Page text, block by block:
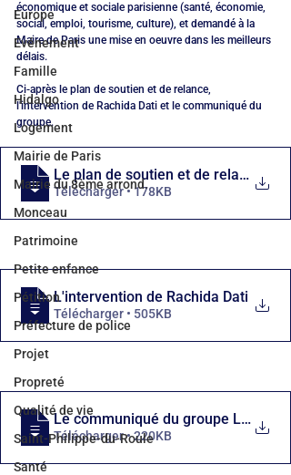
Europe
Evénement
Famille
Hidalgo
Logement
Mairie de Paris
Mairie du 8ème arrond.
Monceau
Patrimoine
Petite enfance
Pétition
Préfecture de police
Projet
Propreté
Qualité de vie
Saint-Philippe-du-Roule
Santé
économique et sociale parisienne (santé, économie,
social, emploi, tourisme, culture), et demandé à la
Maire de Paris une mise en oeuvre dans les meilleurs
délais.
Ci-après le plan de soutien et de relance,
l'intervention de Rachida Dati et le communiqué du
groupe.
Le plan de soutien et de relance du
Télécharger • 178KB
L'intervention de Rachida Dati
Télécharger • 505KB
Le communiqué du groupe LRI
Télécharger • 220KB